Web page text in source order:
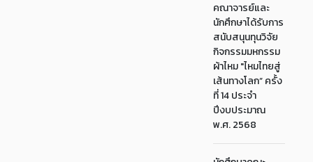
คณาจารย์และ
นักศึกษาได้รับการ
สนับสนุนทุนวิจัย
กิจกรรมมหกรรม
ผ้าไหม "ไหมไทยสู่
เส้นทางโลก” ครั้ง
ที่ 14 ประจำ
ปีงบประมาณ
พ.ศ. 2568